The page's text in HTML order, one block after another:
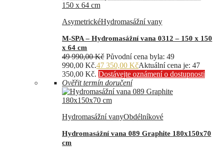
AsymetrickéHydromasážní vany
M-SPA – Hydromasážní vana 0312 – 150 x 150
x 64 cm
49 990,00Kč Původní cena byla: 49
990,00 Kč.47 350,00 KčAktuální cena je: 47
350,00 Kč. Dostávejte oznámení o dostupnosti
Ověřit termín doručení
Hydromasážní vanyObdélníkové
Hydromasážní vana 089 Graphite 180x150x70
cm